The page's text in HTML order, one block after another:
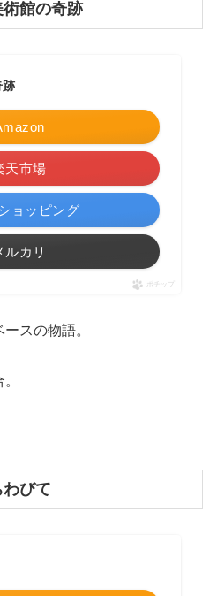
館の奇跡
跡
天市場
ョッピング
ルカリ
ポチップ
スの物語。
びて